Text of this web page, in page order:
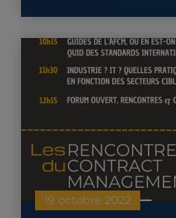
19 octobre 2022